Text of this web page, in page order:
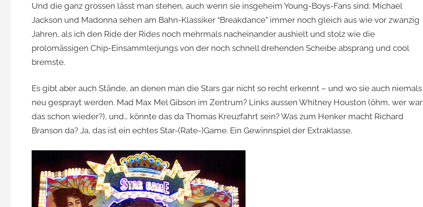
Und die ganz grossen lässt man stehen, auch wenn sie insgeheim Young-Boys-Fans sind: Michael
Jackson und Madonna sehen am Bahn-Klassiker “Breakdance” immer noch gleich aus wie vor zwanzig
Jahren, als ich den Ride der Rides noch mehrmals nacheinander aushielt und stolz wie die
prolomässigen Chip-Einsammlerjungs von der noch schnell drehenden Scheibe absprang und cool
bremste.
Es gibt aber auch Stände, an denen man die Stars gar nicht so recht erkennt – und wo sie auch niemals
neu gesprayt werden. Mad Max Mel Gibson im Zentrum? Links aussen Whitney Houston (öhm, wer war
das schon wieder?), und… könnte das da Thomas Kreuzfahrt sein? Was zum Henker macht Richard
Branson da? Ja, das ist ein echtes Star-(Rate-)Game. Ein Gewinnspiel der Extraklasse.